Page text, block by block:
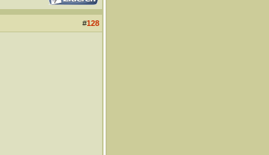
#128